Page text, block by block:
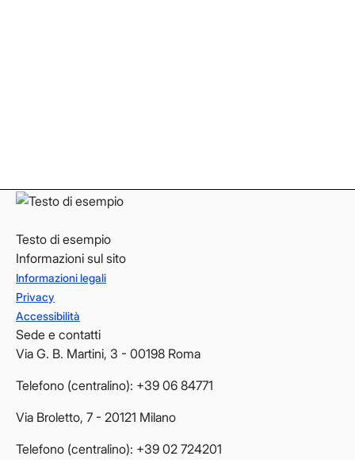
Testo di esempio
Informazioni sul sito
Informazioni legali
Privacy
Accessibilità
Sede e contatti
Via G. B. Martini, 3 - 00198 Roma
Telefono (centralino): +39 06 84771
Via Broletto, 7 - 20121 Milano
Telefono (centralino): +39 02 724201